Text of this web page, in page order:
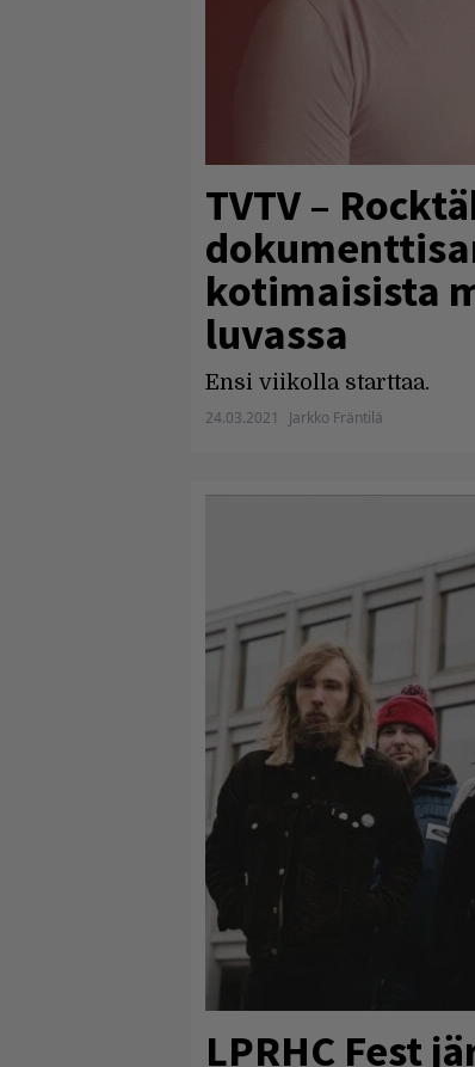
TVTV –
kotimaisista
luvassa
Ensi viikolla starttaa.
24.03.2021 Jarkko Fräntilä
LPRHC Fest